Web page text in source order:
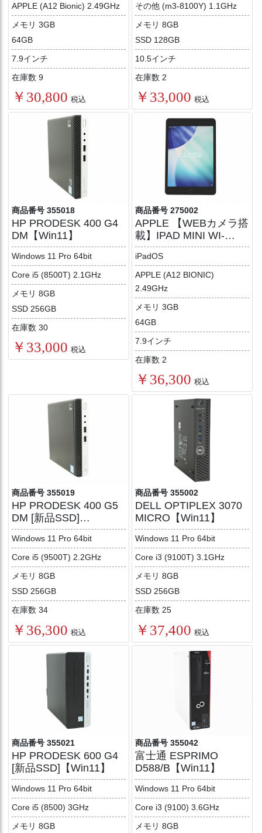
APPLE (A12 Bionic) 2.49GHz
メモリ 3GB
64GB
7.9インチ
在庫数 9
￥30,800 税込
その他 (m3-8100Y) 1.1GHz
メモリ 8GB
SSD 128GB
10.5インチ
在庫数 2
￥33,000 税込
商品番号 355018
HP PRODESK 400 G4
DM【Win11】
Windows 11 Pro 64bit
Core i5 (8500T) 2.1GHz
メモリ 8GB
SSD 256GB
在庫数 30
￥33,000 税込
商品番号 275002
APPLE 【WEBカメラ搭
載】IPAD MINI WI-
FI+CELLULAR 64GB
iPadOS
APPLE (A12 BIONIC)
2.49GHz
メモリ 3GB
64GB
7.9インチ
在庫数 2
￥36,300 税込
商品番号 355019
HP PRODESK 400 G5
DM [新品SSD]
【Win11】
Windows 11 Pro 64bit
Core i5 (9500T) 2.2GHz
メモリ 8GB
SSD 256GB
在庫数 34
￥36,300 税込
商品番号 355002
DELL OPTIPLEX 3070
MICRO【Win11】
Windows 11 Pro 64bit
Core i3 (9100T) 3.1GHz
メモリ 8GB
SSD 256GB
在庫数 25
￥37,400 税込
商品番号 355021
HP PRODESK 600 G4
[新品SSD]【Win11】
Windows 11 Pro 64bit
Core i5 (8500) 3GHz
メモリ 8GB
商品番号 355042
富士通 ESPRIMO
D588/B【Win11】
Windows 11 Pro 64bit
Core i3 (9100) 3.6GHz
メモリ 8GB